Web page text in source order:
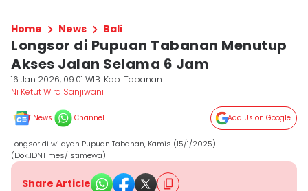
Home News Bali
Longsor di Pupuan Tabanan Menutup
Akses Jalan Selama 6 Jam
16 Jan 2026, 09:01 WIB Kab. Tabanan
Ni Ketut Wira Sanjiwani
News Channel Add Us on Google
Longsor di wilayah Pupuan Tabanan, Kamis (15/1/2025).
(Dok.IDNTimes/Istimewa)
Share Article